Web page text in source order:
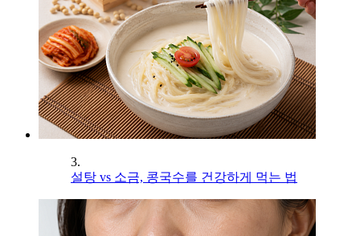
3.
설탕 vs 소금, 콩국수를 건강하게 먹는 법